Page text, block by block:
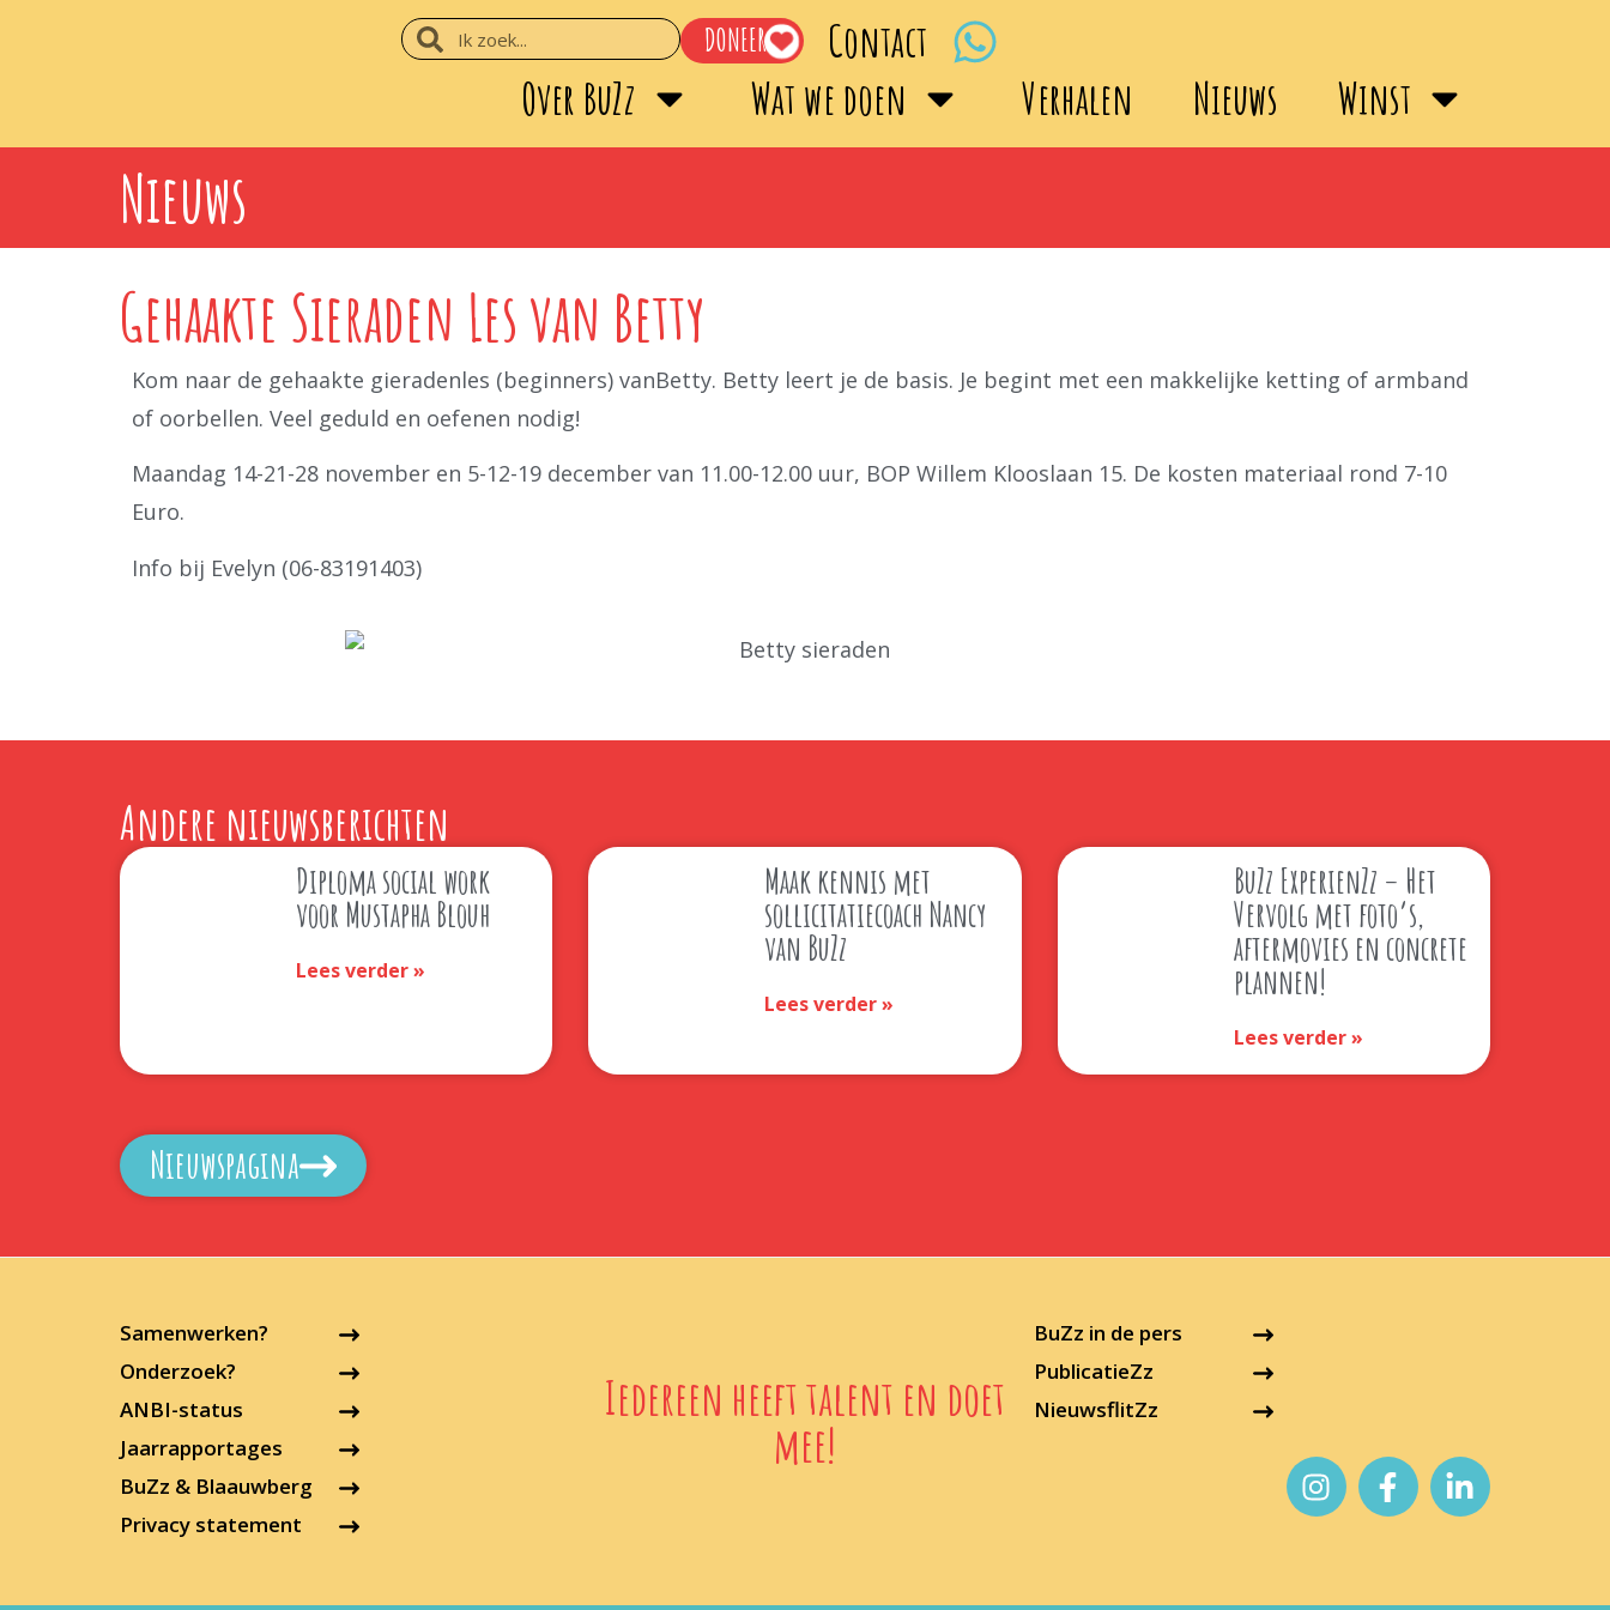
DONEER
Contact
Over BuZz
Wat we doen Verhalen Nieuws Winst
Nieuws
Gehaakte Sieraden Les van Betty
Kom naar de gehaakte gieradenles (beginners) vanBetty. Betty leert je de basis. Je begint met een makkelijke ketting of armband
of oorbellen. Veel geduld en oefenen nodig!
Maandag 14-21-28 november en 5-12-19 december van 11.00-12.00 uur, BOP Willem Klooslaan 15. De kosten materiaal rond 7-10
Euro.
Info bij Evelyn (06-83191403)
Andere nieuwsberichten
Diploma social work
voor Mustapha Blouh
Lees verder »
Maak kennis met
sollicitatiecoach Nancy
van BuZz
Lees verder »
BuZz ExperienZz – Het
Vervolg met foto’s,
aftermovies en concrete
plannen!
Lees verder »
Nieuwspagina
Samenwerken?
Onderzoek?
ANBI-status
Jaarrapportages
BuZz & Blaauwberg
Privacy statement
Iedereen heeft talent en doet
mee!
BuZz in de pers
PublicatieZz
NieuwsflitZz